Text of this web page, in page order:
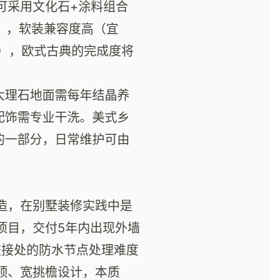
采用文化石+涂料组合
，软装兼容度高（宜
，欧式古典的完成度将
石地面需每年结晶养
需专业干洗。美式乡
部分，日常维护可由
，在别墅装修实践中是
目，交付5年内出现外墙
处的防水节点处理难度
、宽挑檐设计，本质